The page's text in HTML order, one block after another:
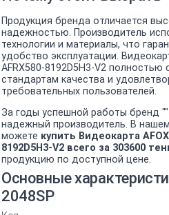
Продукция бренда отличается
надежностью. Производитель
технологии и материалы, что
удобство эксплуатации.
AFRX580-8192D5H3-V2 полностью
стандартам качества и
требовательных пользователей.
За годы успешной работы бренд
надежный производитель. В
можете купить Видеокарта
8192D5H3-V2 всего за 303600
продукцию по доступной цене.
Основные
2048SP